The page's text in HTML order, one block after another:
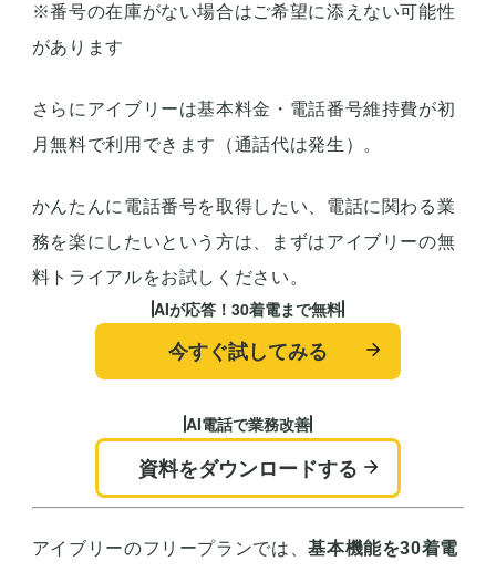
※番号の在庫がない場合はご希望に添えない可能性
があります
さらにアイブリーは基本料金・電話番号維持費が初
月無料で利用できます（通話代は発生）。
かんたんに電話番号を取得したい、電話に関わる業
務を楽にしたいという方は、まずはアイブリーの無
料トライアルをお試しください。
AIが応答！30着電まで無料
今すぐ試してみる
AI電話で業務改善
資料をダウンロードする
アイブリーのフリープランでは、基本機能を30着電